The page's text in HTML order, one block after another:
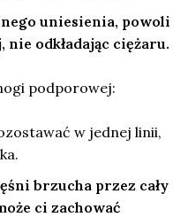
uniesienia, powoli
odkładając ciężaru.
podporowej:
w jednej linii,
brzucha przez cały
ci zachować